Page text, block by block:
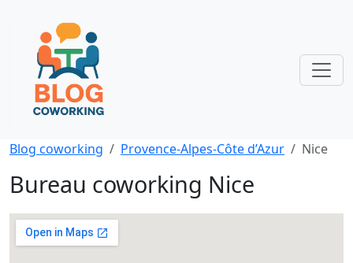
Blog coworking Provence-Alpes-Côte d’Azur Nice
Bureau coworking Nice